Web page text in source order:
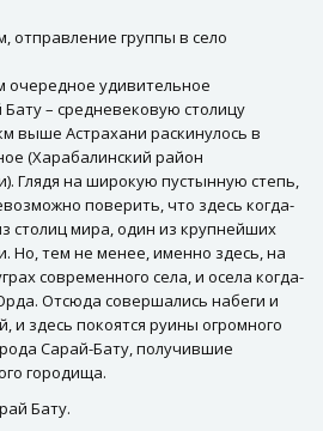
отправление группы в село
очередное удивительное
– средневековую столицу
выше Астрахани раскинулось в
(Харабалинский район
Глядя на широкую пустынную степь,
поверить, что здесь когда-
столиц мира, один из крупнейших
Но, тем не менее, именно здесь, на
современного села, и осела когда-
Отсюда совершались набеги и
и здесь покоятся руины огромного
Сарай-Бату, получившие
городища.
Бату.